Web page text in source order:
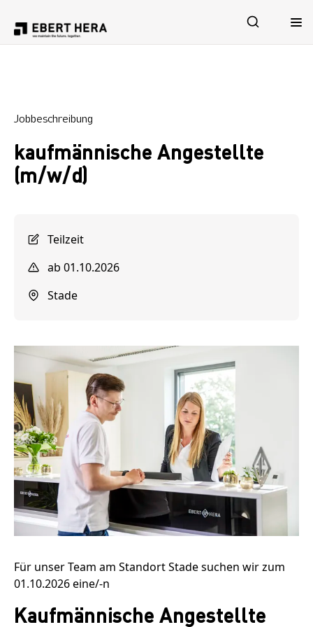
Sicherheit
Unternehmen
Jobbeschreibung
kaufmännische Angestellte
(m/w/d)
Teilzeit
ab 01.10.2026
Stade
Für unser Team am StandortStadesuchen wirzum
01.10.2026eine/-n
Kaufmännische Angestellte